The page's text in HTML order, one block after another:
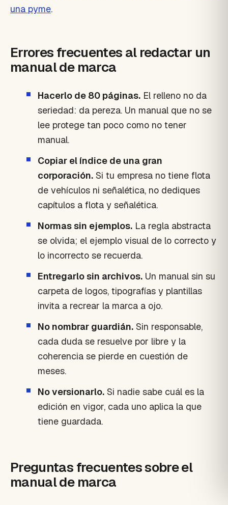
una pyme.
Errores frecuentes al redactar un
manual de marca
Hacerlo de 80 páginas. El relleno no da
seriedad: da pereza. Un manual que no se
lee protege tan poco como no tener
manual.
Copiar el índice de una gran
corporación. Si tu empresa no tiene flota
de vehículos ni señalética, no dediques
capítulos a flota y señalética.
Normas sin ejemplos. La regla abstracta
se olvida; el ejemplo visual de lo correcto y
lo incorrecto se recuerda.
Entregarlo sin archivos. Un manual sin su
carpeta de logos, tipografías y plantillas
invita a recrear la marca a ojo.
No nombrar guardián. Sin responsable,
cada duda se resuelve por libre y la
coherencia se pierde en cuestión de
meses.
No versionarlo. Si nadie sabe cuál es la
edición en vigor, cada uno aplica la que
tiene guardada.
Preguntas frecuentes sobre el
manual de marca